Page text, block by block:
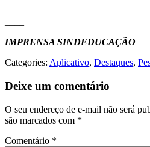
IMPRENSA SINDEDUCAÇÃO
Categories: Aplicativo, Destaques,
Deixe um comentário
O seu endereço de e-mail não será
são marcados com *
Comentário *